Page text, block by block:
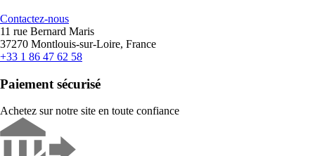
Contactez-nous
11 rue Bernard Maris
37270 Montlouis-sur-Loire, France
+33 1 86 47 62 58
Paiement sécurisé
Achetez sur notre site en toute confiance